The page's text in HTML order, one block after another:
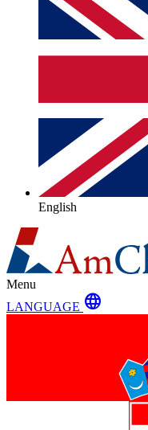
English
Menu
LANGUAGE language